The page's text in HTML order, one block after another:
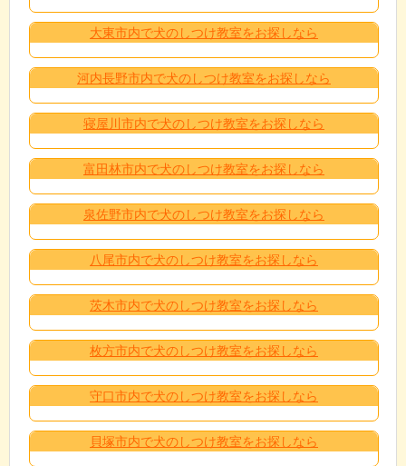
大東市内で犬のしつけ教室をお探しなら
河内長野市内で犬のしつけ教室をお探しなら
寝屋川市内で犬のしつけ教室をお探しなら
富田林市内で犬のしつけ教室をお探しなら
泉佐野市内で犬のしつけ教室をお探しなら
八尾市内で犬のしつけ教室をお探しなら
茨木市内で犬のしつけ教室をお探しなら
枚方市内で犬のしつけ教室をお探しなら
守口市内で犬のしつけ教室をお探しなら
貝塚市内で犬のしつけ教室をお探しなら